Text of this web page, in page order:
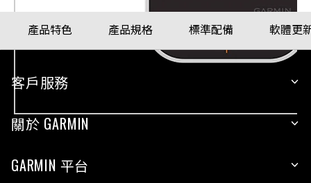
產品特色 產品規格 標準配備 軟體更
客戶服務
關於 GARMIN
GARMIN 平台